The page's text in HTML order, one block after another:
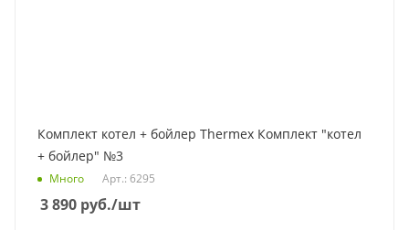
Комплект котел + бойлер Thermex Комплект "котел
+ бойлер" №3
Много Арт.: 6295
3 890 руб./шт